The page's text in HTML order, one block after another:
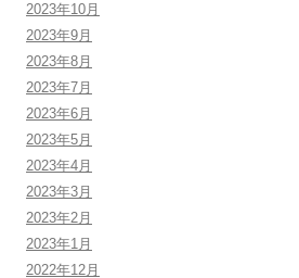
2023年10月
2023年9月
2023年8月
2023年7月
2023年6月
2023年5月
2023年4月
2023年3月
2023年2月
2023年1月
2022年12月